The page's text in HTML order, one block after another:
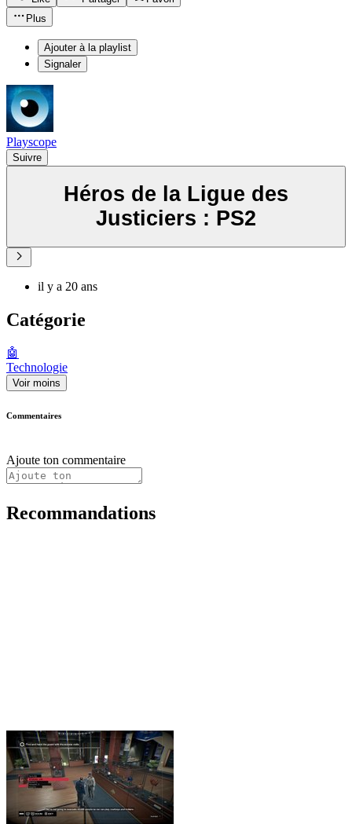
Plus
Ajouter à la playlist
Signaler
Playscope
Suivre
Héros de la Ligue des
Justiciers : PS2
il y a 20 ans
Catégorie
🤖
Technologie
Voir moins
Commentaires
Ajoute ton commentaire
Recommandations